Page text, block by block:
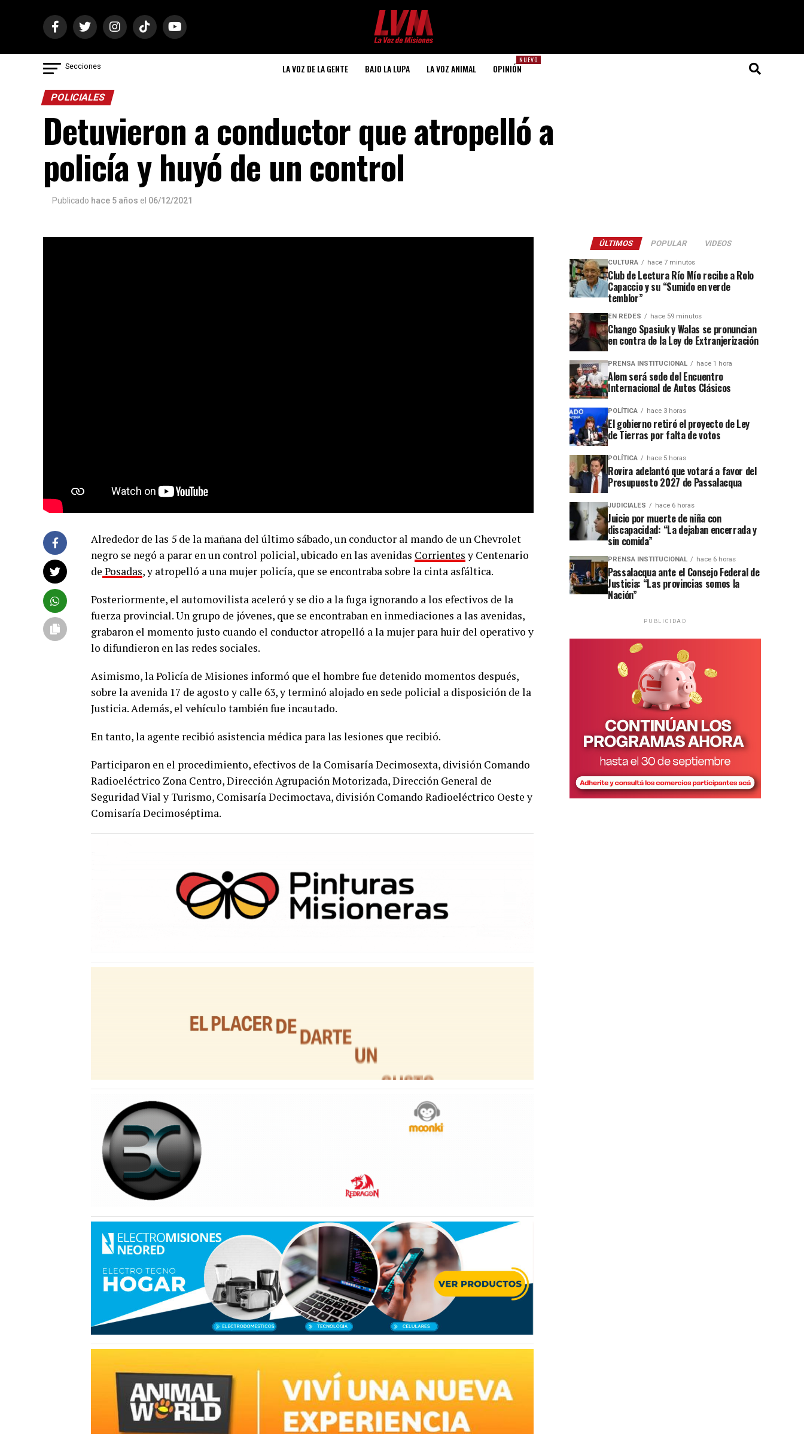
Secciones LA VOZ DE LA GENTE BAJO LA LUPA LA VOZ ANIMAL
NUEVO
OPINIÓN
POLICIALES
Detuvieron a conductor que atropelló a
policía y huyó de un control
Publicado hace 5 años el 06/12/2021
Alrededor de las 5 de la mañana del último sábado, un conductor al mando de un Chevrolet
negro se negó a parar en un control policial, ubicado en las avenidas Corrientesy Centenario
de Posadas, y atropelló a una mujer policía, que se encontraba sobre la cinta asfáltica.
Posteriormente, el automovilista aceleró y se dio a la fuga ignorando a los efectivos de la
fuerza provincial. Un grupo de jóvenes, que se encontraban en inmediaciones a las avenidas,
grabaron el momento justo cuando el conductor atropelló a la mujer para huir del operativo y
lo difundieron en las redes sociales.
Asimismo, la Policía de Misiones informó que el hombre fue detenido momentos después,
sobre la avenida 17 de agosto y calle 63, y terminó alojado en sede policial a disposición de la
Justicia. Además, el vehículo también fue incautado.
En tanto, la agente recibió asistencia médica para las lesiones que recibió.
Participaron en el procedimiento, efectivos de la Comisaría Decimosexta, división Comando
Radioeléctrico Zona Centro, Dirección Agrupación Motorizada, Dirección General de
Seguridad Vial y Turismo, Comisaría Decimoctava, división Comando Radioeléctrico Oeste y
Comisaría Decimoséptima.
ÚLTIMOS POPULAR VIDEOS
CULTURA hace 7 minutos
Club de Lectura Río Mío recibe a Rolo
Capaccio y su “Sumido en verde
temblor”
EN REDES hace 59 minutos
Chango Spasiuk y Walas se pronuncian
en contra de la Ley de Extranjerización
PRENSA INSTITUCIONAL hace 1 hora
Alem será sede del Encuentro
Internacional de Autos Clásicos
POLÍTICA hace 3 horas
El gobierno retiró el proyecto de Ley
de Tierras por falta de votos
POLÍTICA hace 5 horas
Rovira adelantó que votará a favor del
Presupuesto 2027 de Passalacqua
JUDICIALES hace 6 horas
Juicio por muerte de niña con
discapacidad: “La dejaban encerrada y
sin comida”
PRENSA INSTITUCIONAL hace 6 horas
Passalacqua ante el Consejo Federal de
Justicia: “Las provincias somos la
Nación”
PUBLICIDAD